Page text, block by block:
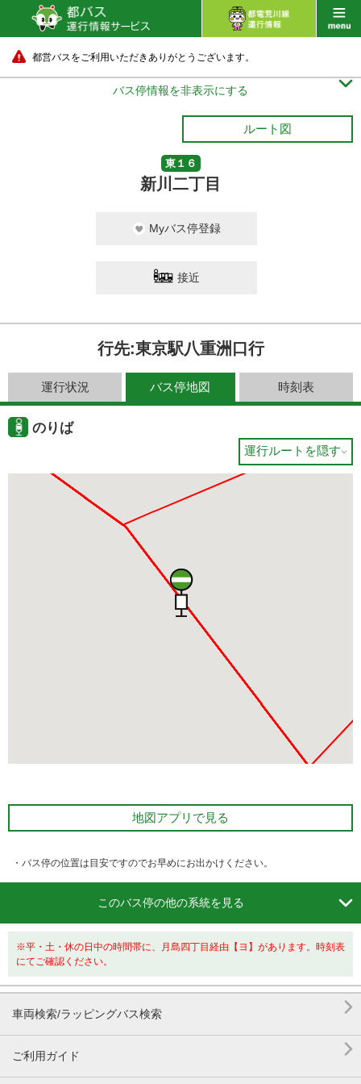
都営バスをご利用いただきありがとうございます。
バス停情報を非表示にする 
ルート図
東１６
新川二丁目
Myバス停登録
接近
行先:東京駅八重洲口行
運行状況 バス停地図 時刻表
のりば
運行ルートを隠す
地図アプリで見る
・バス停の位置は目安ですのでお早めにお出かけください。
このバス停の他の系統を見る 
※平・土・休の日中の時間帯に、月島四丁目経由【ヨ】があります。時刻表
にてご確認ください。
車両検索/ラッピングバス検索 
ご利用ガイド
